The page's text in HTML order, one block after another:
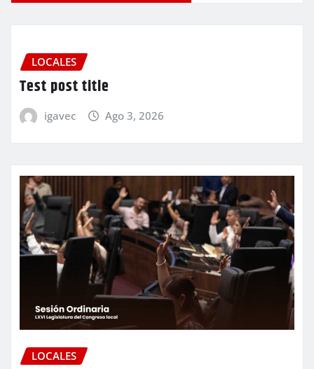
LOCALES
Test post title
igavec Ago 3, 2026
LOCALES